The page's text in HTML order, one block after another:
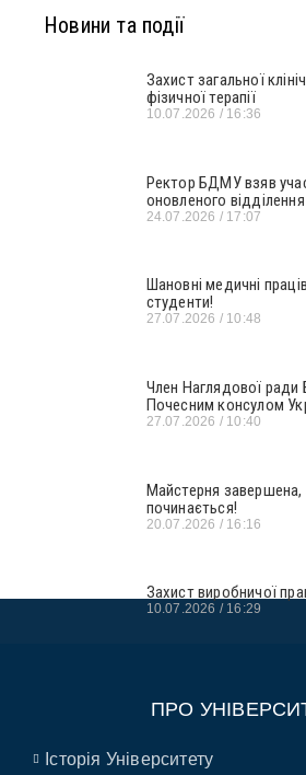
Новини та події
Захист загальної
фізичної терапії
10.07.2026 16:36
Ректор БДМУ взяв
оновленого
24.07.2026 17:07
Шановні медичні
студенти!
27.07.2026 10:48
Член Наглядової
Почесним консулом
27.07.2026 10:40
Майстерня завершена,
починається!
20.07.2026 16:16
Захист виробничої
10.07.2026 16:29
ПРО
Історія Університету